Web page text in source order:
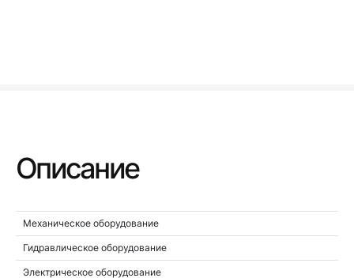
Описание
Механическое оборудование
Гидравлическое оборудование
Электрическое оборудование